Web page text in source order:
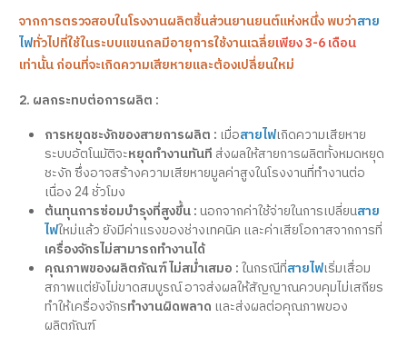
จากการตรวจสอบในโรงงานผลิตชิ้นส่วนยานยนต์แห่งหนึ่ง พบว่าสาย
ไฟทั่วไปที่ใช้ในระบบแขนกลมีอายุการใช้งานเฉลี่ยเพียง 3-6 เดือน
เท่านั้น ก่อนที่จะเกิดความเสียหายและต้องเปลี่ยนใหม่
2. ผลกระทบต่อการผลิต :
การหยุดชะงักของสายการผลิต : เมื่อสายไฟเกิดความเสียหาย
ระบบอัตโนมัติจะหยุดทำงานทันที ส่งผลให้สายการผลิตทั้งหมดหยุด
ชะงัก ซึ่งอาจสร้างความเสียหายมูลค่าสูงในโรงงานที่ทำงานต่อ
เนื่อง 24 ชั่วโมง
ต้นทุนการซ่อมบำรุงที่สูงขึ้น :นอกจากค่าใช้จ่ายในการเปลี่ยนสาย
ไฟใหม่แล้ว ยังมีค่าแรงของช่างเทคนิค และค่าเสียโอกาสจากการที่
เครื่องจักรไม่สามารถทำงานได้
คุณภาพของผลิตภัณฑ์ไม่สม่ำเสมอ :ในกรณีที่สายไฟเริ่มเสื่อม
สภาพแต่ยังไม่ขาดสมบูรณ์ อาจส่งผลให้สัญญาณควบคุมไม่เสถียร
ทำให้เครื่องจักรทำงานผิดพลาด และส่งผลต่อคุณภาพของ
ผลิตภัณฑ์